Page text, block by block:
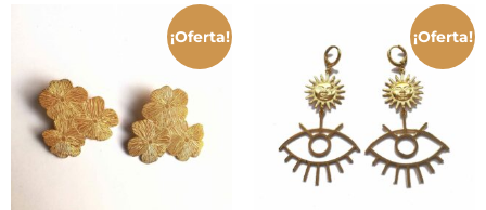
¡Oferta! ¡Oferta!